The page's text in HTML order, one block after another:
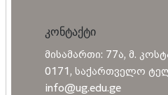
კონტაქტი
მისამართი: 77ა, მ.
0171, საქართველო
info@ug.edu.ge